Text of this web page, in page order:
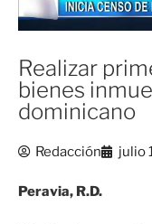
Realizar
bienes
dominicano
Redacción julio
Peravia, R.D.